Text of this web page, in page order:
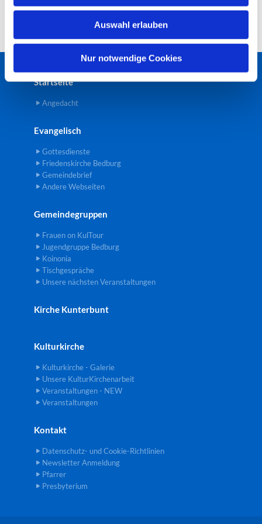
l
Auswahl erlauben
Nur notwendige Cookies
Startseite
Angedacht
Evangelisch
Gottesdienste
Friedenskirche Bedburg
Gemeindebrief
Andere Webseiten
Gemeindegruppen
Frauen on KulTour
Jugendgruppe Bedburg
Koinonia
Tischgespräche
Unsere nächsten Veranstaltungen
Kirche Kunterbunt
Kulturkirche
Kulturkirche - Galerie
Unsere KulturKirchenarbeit
Veranstaltungen - NEW
Veranstaltungen
Kontakt
Datenschutz- und Cookie-Richtlinien
Newsletter Anmeldung
Pfarrer
Presbyterium